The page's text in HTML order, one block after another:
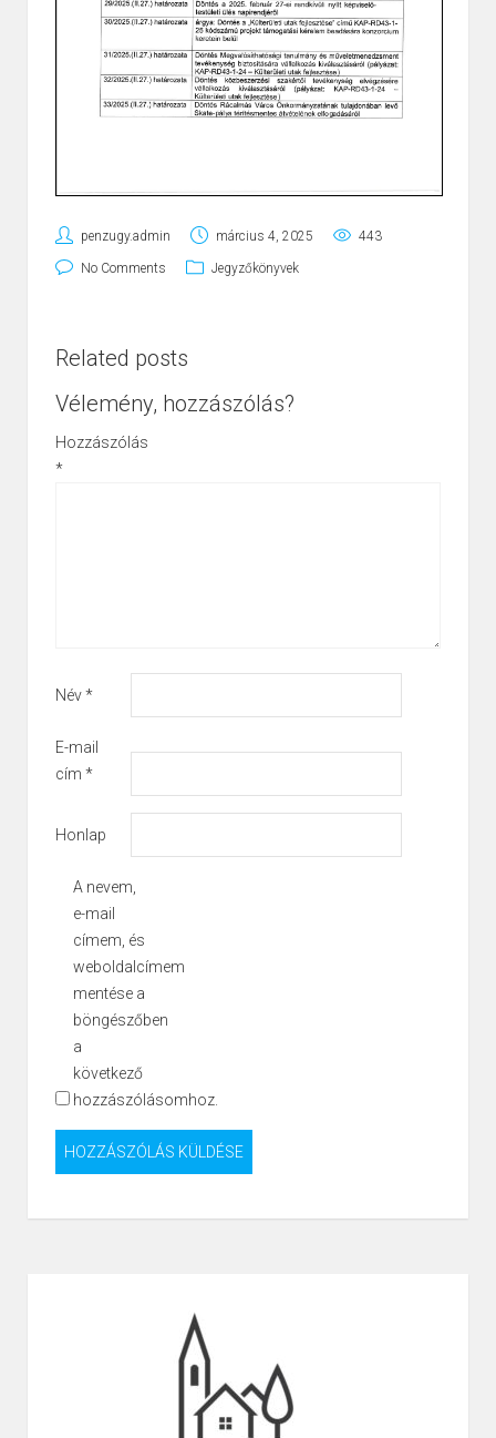
penzugy.admin március 4, 2025 443
No Comments Jegyzőkönyvek
Related posts
Vélemény, hozzászólás?
Hozzászólás
*
Név*
E-mail
cím *
Honlap
A nevem,
e-mail
címem, és
weboldalcímem
mentése a
böngészőben
a
következő
hozzászólásomhoz.